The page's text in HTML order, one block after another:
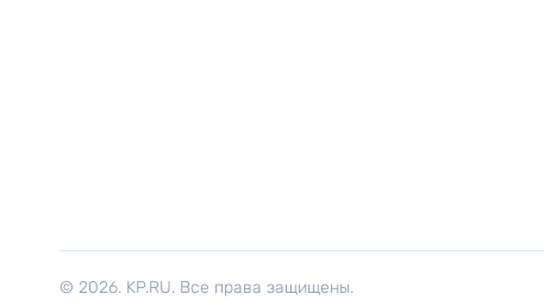
© 2026. KP.RU. Все права защищены.